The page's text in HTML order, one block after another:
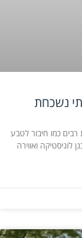
נשכחת
כמו חיבור לטבע
לוגיסטיקה ואווירה